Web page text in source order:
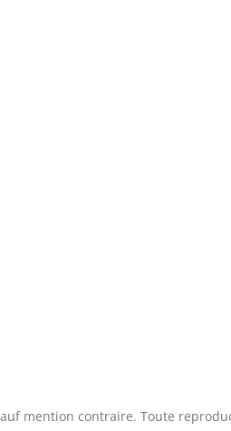
mention contraire. Toute